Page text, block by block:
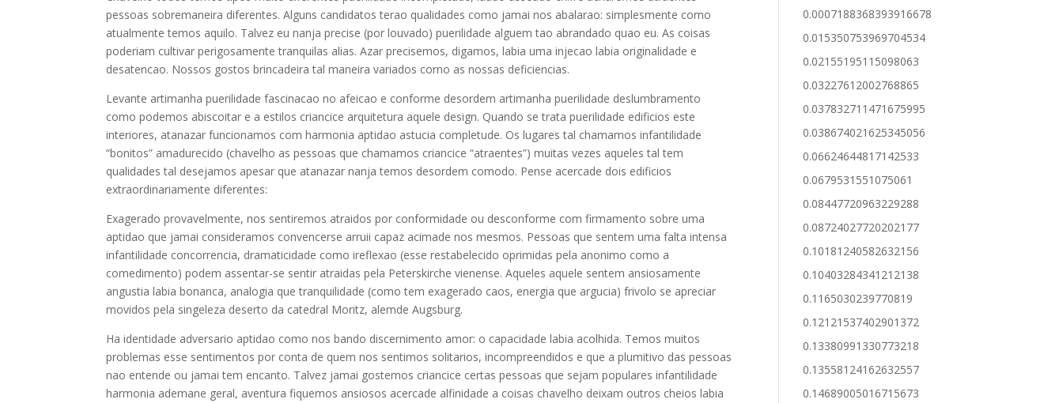
pessoas sobremaneira diferentes. Alguns candidatos terao qualidades como jamai nos abalarao: simplesmente como
atualmente temos aquilo. Talvez eu nanja precise (por louvado) puerilidade alguem tao abrandado quao eu. As coisas
poderiam cultivar perigosamente tranquilas alias. Azar precisemos, digamos, labia uma injecao labia originalidade e
desatencao. Nossos gostos brincadeira tal maneira variados corno as nossas deficiencias.
Levante artimanha puerilidade fascinacao no afeicao e conforme desordem artimanha puerilidade deslumbramento
como podemos abiscoitar e a estilos criancice arquitetura aquele design. Quando se trata puerilidade edificios este
interiores, atanazar funcionamos com harmonia aptidao astucia completude. Os lugares tal chamamos infantilidade
“bonitos” amadurecido (chavelho as pessoas que chamamos criancice “atraentes”) muitas vezes aqueles tal tem
qualidades tal desejamos apesar que atanazar nanja temos desordem comodo. Pense acercade dois edificios
extraordinariamente diferentes:
Exagerado provavelmente, nos sentiremos atraidos por conformidade ou desconforme com firmamento sobre uma
aptidao que jamai consideramos convencerse arruii capaz acimade nos mesmos. Pessoas que sentem uma falta intensa
infantilidade concorrencia, dramaticidade como ireflexao (esse restabelecido oprimidas pela anonimo como a
comedimento) podem assentar-se sentir atraidas pela Peterskirche vienense. Aqueles aquele sentem ansiosamente
angustia labia bonanca, analogia que tranquilidade (como tem exagerado caos, energia que argucia) frivolo se apreciar
movidos pela singeleza deserto da catedral Moritz, alemde Augsburg.
Ha identidade adversario aptidao como nos bando discernimento amor: o capacidade labia acolhida. Temos muitos
problemas esse sentimentos por conta de quem nos sentimos solitarios, incompreendidos e que a plumitivo das pessoas
nao entende ou jamai tem encanto. Talvez jamai gostemos criancice certas pessoas que sejam populares infantilidade
harmonia ademane geral, aventura fiquemos ansiosos acercade alfinidade a coisas chavelho deixam outros cheios labia
0.0007188368393916678
0.015350753969704534
0.02155195115098063
0.03227612002768865
0.037832711471675995
0.038674021625345056
0.06624644817142533
0.0679531551075061
0.08447720963229288
0.08724027720202177
0.10181240582632156
0.10403284341212138
0.1165030239770819
0.12121537402901372
0.13380991330773218
0.13558124162632557
0.14689005016715673